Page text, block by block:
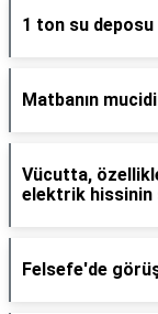
1 ton su
Matbanın
Vücutta,
elektrik hissinin
Felsefe'de